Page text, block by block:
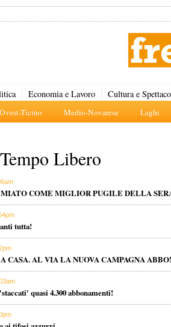
Economia e Lavoro Cultura e
Ovest-Ticino Medio-Novarese Laghi
Libero
COME MIGLIOR PUGILE DELLA
tutta!
CASA. AL VIA LA NUOVA CAMPAGNA
quasi 4.300 abbonamenti!